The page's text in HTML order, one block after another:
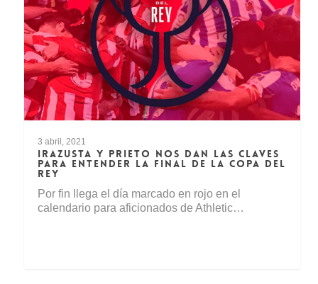
3 abril, 2021
IRAZUSTA Y PRIETO NOS DAN LAS CLAVES
PARA ENTENDER LA FINAL DE LA COPA DEL
REY
Por fin llega el día marcado en rojo en el
calendario para aficionados de Athletic…